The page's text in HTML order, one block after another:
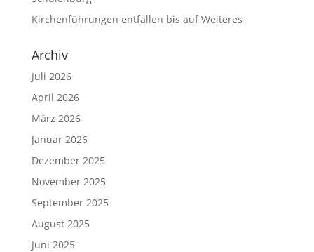
Kirchenführungen entfallen bis auf Weiteres
Archiv
Juli 2026
April 2026
März 2026
Januar 2026
Dezember 2025
November 2025
September 2025
August 2025
Juni 2025